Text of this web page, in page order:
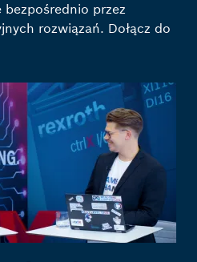
przez
rozwiązań. Dołącz do